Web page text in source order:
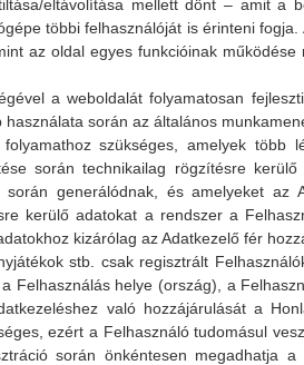
eltávolítása mellett dönt – amit a
többi felhasználóját is érinteni fogja.
az oldal egyes funkcióinak működése
a weboldalát folyamatosan
során az általános
szükséges, amelyek több
során technikailag rögzítésre
generálódnak, és amelyeket az
kerülő adatokat a rendszer a
kizárólag az Adatkezelő fér
stb. csak regisztrált
Felhasználás helye (ország), a
való hozzájárulását a
ezért a Felhasználó tudomásul
során önkéntesen megadhatja a